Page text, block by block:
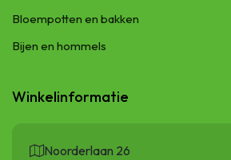
Bloempotten en bakken
Bijen en hommels
Winkelinformatie
Noorderlaan 26